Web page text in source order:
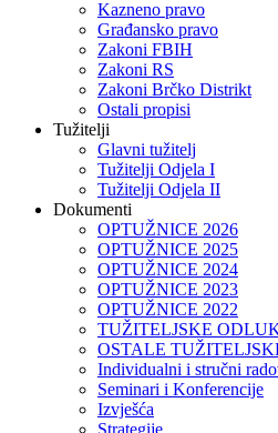
Kazneno pravo
Građansko pravo
Zakoni FBIH
Zakoni RS
Zakoni Brčko Distrikt
Ostali propisi
Tužitelji
Glavni tužitelj
Tužitelji Odjela I
Tužitelji Odjela II
Dokumenti
OPTUŽNICE 2026
OPTUŽNICE 2025
OPTUŽNICE 2024
OPTUŽNICE 2023
OPTUŽNICE 2022
TUŽITELJSKE
OSTALE
Individualni i stručni
Seminari i Konferencije
Izvješća